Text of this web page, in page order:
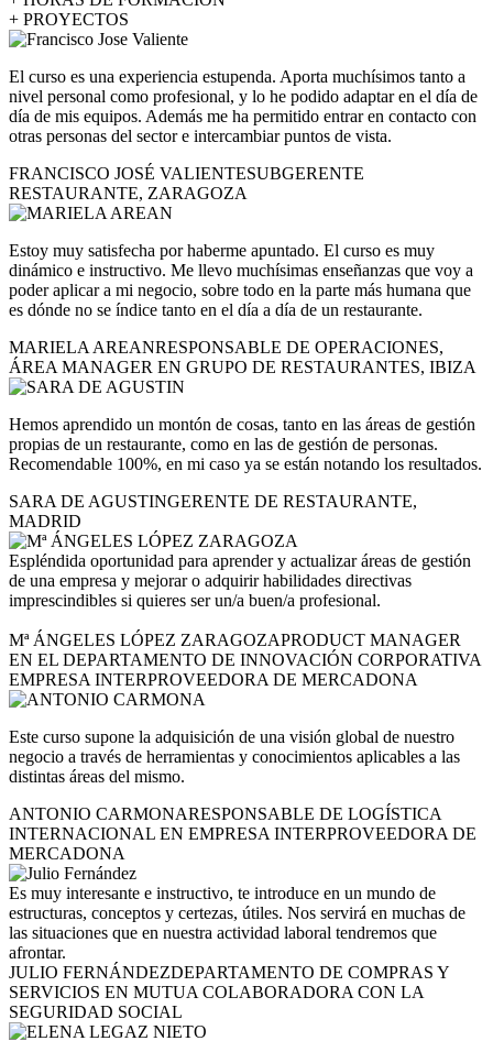
+ PROYECTOS
El curso es una experiencia estupenda. Aporta muchísimos tanto a
nivel personal como profesional, y lo he podido adaptar en el día de
día de mis equipos. Además me ha permitido entrar en contacto con
otras personas del sector e intercambiar puntos de vista.
FRANCISCO JOSÉ VALIENTESUBGERENTE
RESTAURANTE, ZARAGOZA
Estoy muy satisfecha por haberme apuntado. El curso es muy
dinámico e instructivo. Me llevo muchísimas enseñanzas que voy a
poder aplicar a mi negocio, sobre todo en la parte más humana que
es dónde no se índice tanto en el día a día de un restaurante.
MARIELA AREANRESPONSABLE DE OPERACIONES,
ÁREA MANAGER EN GRUPO DE RESTAURANTES, IBIZA
Hemos aprendido un montón de cosas, tanto en las áreas de gestión
propias de un restaurante, como en las de gestión de personas.
Recomendable 100%, en mi caso ya se están notando los resultados.
SARA DE AGUSTINGERENTE DE RESTAURANTE,
MADRID
Espléndida oportunidad para aprender y actualizar áreas de gestión
de una empresa y mejorar o adquirir habilidades directivas
imprescindibles si quieres ser un/a buen/a profesional.
Mª ÁNGELES LÓPEZ ZARAGOZAPRODUCT MANAGER
EN EL DEPARTAMENTO DE INNOVACIÓN CORPORATIVA
EMPRESA INTERPROVEEDORA DE MERCADONA
Este curso supone la adquisición de una visión global de nuestro
negocio a través de herramientas y conocimientos aplicables a las
distintas áreas del mismo.
ANTONIO CARMONARESPONSABLE DE LOGÍSTICA
INTERNACIONAL EN EMPRESA INTERPROVEEDORA DE
MERCADONA
Es muy interesante e instructivo, te introduce en un mundo de
estructuras, conceptos y certezas, útiles. Nos servirá en muchas de
las situaciones que en nuestra actividad laboral tendremos que
afrontar.
JULIO FERNÁNDEZDEPARTAMENTO DE COMPRAS Y
SERVICIOS EN MUTUA COLABORADORA CON LA
SEGURIDAD SOCIAL